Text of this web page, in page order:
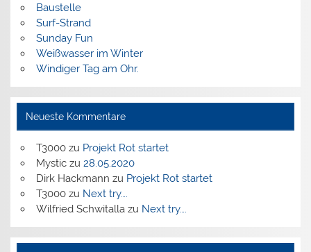
Baustelle
Surf-Strand
Sunday Fun
Weißwasser im Winter
Windiger Tag am Ohr.
Neueste Kommentare
T3000zu Projekt Rot startet
Mysticzu 28.05.2020
Dirk Hackmann zu Projekt Rot startet
T3000zu Next try….
Wilfried Schwitalla zu Next try….